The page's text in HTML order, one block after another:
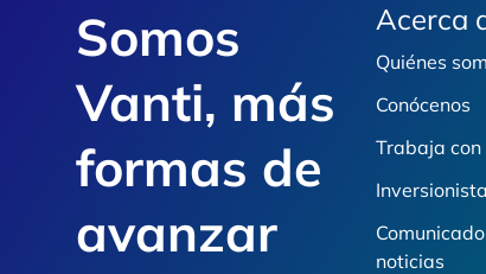
Somos
Vanti, más
formas de
avanzar
Acerca
Quiénes
Conócenos
Trabaja con
noticias